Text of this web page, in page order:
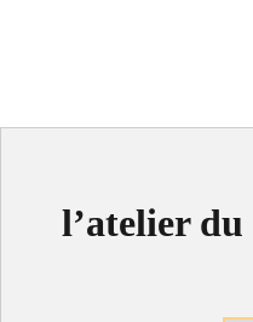
l’atelier